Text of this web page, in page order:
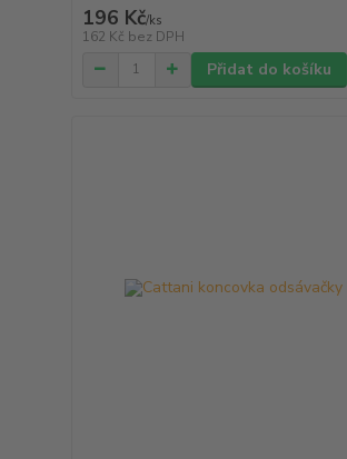
196 Kč/ks
162 Kč bez DPH
Přidat do košíku